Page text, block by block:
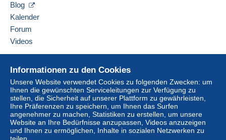
Informationen zu den Cookies
Unsere Website verwendet Cookies zu folgenden Zwecken: um
Ihnen die gewünschten Serviceleitungen zur Verfügung zu
stellen, die Sicherheit auf unserer Plattform zu gewährleisten,
Ihre Präferenzen zu speichern, um Ihnen das Surfen
angenehmer zu machen, Statistiken zu erstellen, um unsere
Website an Ihre Bedürfnisse anzupassen, Videos anzuzeigen
und Ihnen zu ermöglichen, Inhalte in sozialen Netzwerken zu
Blog
Kalender
Forum
Videos
Online-Hilfe
Auf Delcampe kaufen
Auf Delcampe verkaufen
Eine sichere Website